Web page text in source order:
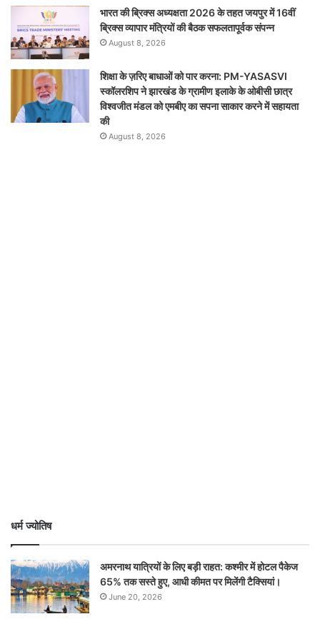
भारत की ब्रिक्‍स अध्यक्षता 2026 के तहत जयपुर में 16वीं
ब्रिक्‍स व्यापार मंत्रियों की बैठक सफलतापूर्वक संपन्न
August 8, 2026
शिक्षा के ज़रिए बाधाओं को पार करना: PM-YASASVI
स्कॉलरशिप ने झारखंड के ग्रामीण इलाके के ओबीसी छात्र
विश्वजीत मंडल को एमबीए का सपना साकार करने में सहायता
की
August 8, 2026
धर्म ज्योतिष
अमरनाथ यात्रियों के लिए बड़ी राहत: कश्मीर में होटल पैकेज
65% तक सस्ते हुए, आधी कीमत पर मिलेंगी टैक्सियां।
June 20, 2026